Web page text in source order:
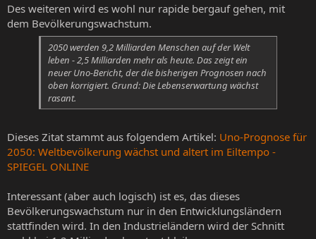
Des weiteren wird es wohl nur rapide bergauf gehen, mit
dem Bevölkerungswachstum.
2050 werden 9,2 Milliarden Menschen auf der Welt
leben - 2,5 Milliarden mehr als heute. Das zeigt ein
neuer Uno-Bericht, der die bisherigen Prognosen nach
oben korrigiert. Grund: Die Lebenserwartung wächst
rasant.
Dieses Zitat stammt aus folgendem Artikel: Uno-Prognose für
2050: Weltbevölkerung wächst und altert im Eiltempo -
SPIEGEL ONLINE
Interessant (aber auch logisch) ist es, das dieses
Bevölkerungswachstum nur in den Entwicklungsländern
stattfinden wird. In den Industrieländern wird der Schnitt